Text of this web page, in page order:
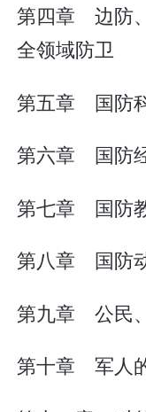
第四章 边防
全领域防卫
第五章 国防
第六章 国防
第七章 国防
第八章 国防
第九章 公民
第十章 军人